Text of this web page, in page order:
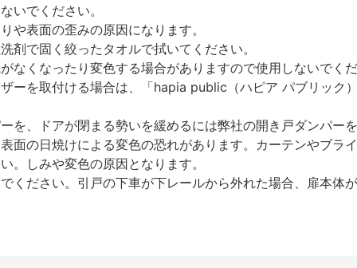
いでください。
表面の歪みの原因になります。
で固く絞ったタオルで拭いてください。
なくなったり変色する場合がありますので使用しないでく
ーを取付ける場合は、「hapia public（ハピア パブリック
を、ドアが閉まる勢いを緩めるには弊社の開き戸ダンパー
面の日焼けによる変色の恐れがあります。カーテンやブラ
しみや変色の原因となります。
ください。引戸の下車が下レールから外れた場合、扉本体